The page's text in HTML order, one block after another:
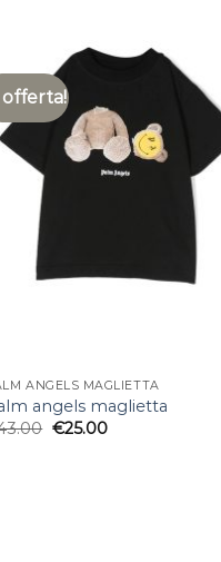
offerta!
ANGELS MAGLIETTA
angels maglietta
€25.00